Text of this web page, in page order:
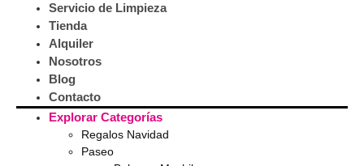
Servicio de Limpieza
Tienda
Alquiler
Nosotros
Blog
Contacto
Explorar Categorías
Regalos Navidad
Paseo